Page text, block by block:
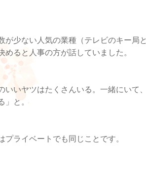
が少ない人気の業種（テレビのキー局
めると人事の方が話していました。
いいヤツはたくさんいる。一緒にい
」と。
プライベートでも同じことです。